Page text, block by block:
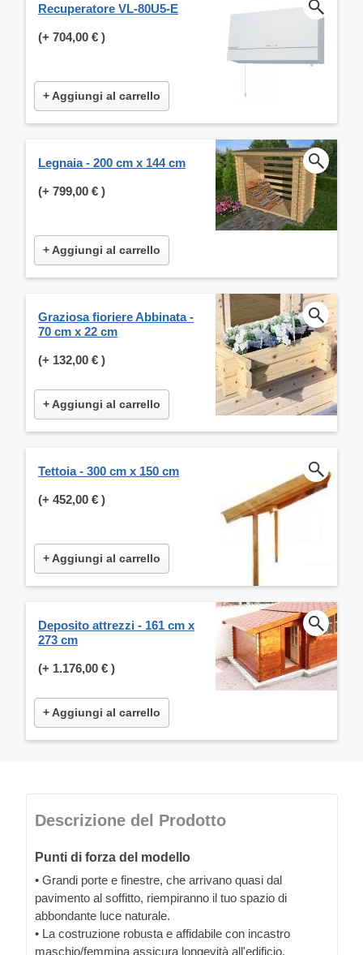
Recuperatore VL-80U5-E
(+ 704,00 € )
+ Aggiungi al carrello
Legnaia - 200 cm x 144 cm
(+ 799,00 € )
+ Aggiungi al carrello
Graziosa fioriere Abbinata -
70 cm x 22 cm
(+ 132,00 € )
+ Aggiungi al carrello
Tettoia - 300 cm x 150 cm
(+ 452,00 € )
+ Aggiungi al carrello
Deposito attrezzi - 161 cm x
273 cm
(+ 1.176,00 € )
+ Aggiungi al carrello
Descrizione del Prodotto
Punti di forza del modello
• Grandi porte e finestre, che arrivano quasi dal
pavimento al soffitto, riempiranno il tuo spazio di
abbondante luce naturale.
• La costruzione robusta e affidabile con incastro
maschio/femmina assicura longevità all'edificio.